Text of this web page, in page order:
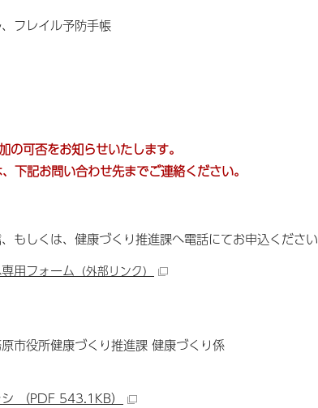
フレイル予防手帳
可否をお知らせいたします。
下記お問い合わせ先までご連絡ください。
もしくは、健康づくり推進課へ電話にてお申込ください
用フォーム （外部リンク）
役所健康づくり推進課 健康づくり係
（PDF 543.1KB）